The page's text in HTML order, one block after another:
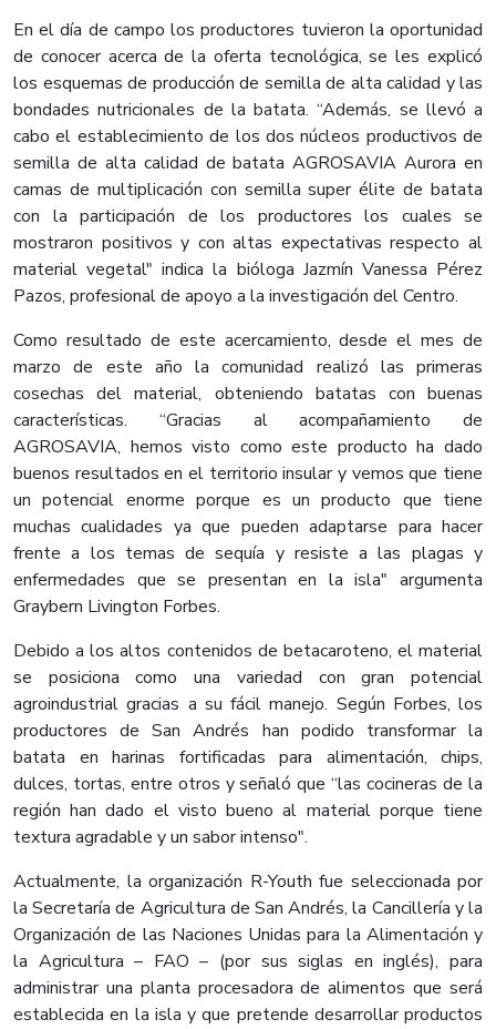
En el día de campo los productores tuvieron la oportunidad
de conocer acerca de la oferta tecnológica, se les explicó
los esquemas de producción de semilla de alta calidad y las
bondades nutricionales de la batata. “Además, se llevó a
cabo el establecimiento de los dos núcleos productivos de
semilla de alta calidad de batata AGROSAVIA Aurora en
camas de multiplicación con semilla super élite de batata
con la participación de los productores los cuales se
mostraron positivos y con altas expectativas respecto al
material vegetal" indica la bióloga Jazmín Vanessa Pérez
Pazos, profesional de apoyo a la investigación del Centro.
Como resultado de este acercamiento, desde el mes de
marzo de este año la comunidad realizó las primeras
cosechas del material, obteniendo batatas con buenas
características. “Gracias al acompañamiento de
AGROSAVIA, hemos visto como este producto ha dado
buenos resultados en el territorio insular y vemos que tiene
un potencial enorme porque es un producto que tiene
muchas cualidades ya que pueden adaptarse para hacer
frente a los temas de sequía y resiste a las plagas y
enfermedades que se presentan en la isla" argumenta
Graybern Livington Forbes.
Debido a los altos contenidos de betacaroteno, el material
se posiciona como una variedad con gran potencial
agroindustrial gracias a su fácil manejo. Según Forbes, los
productores de San Andrés han podido transformar la
batata en harinas fortificadas para alimentación, chips,
dulces, tortas, entre otros y señaló que “las cocineras de la
región han dado el visto bueno al material porque tiene
textura agradable y un sabor intenso".
Actualmente, la organización R-Youth fue seleccionada por
la Secretaría de Agricultura de San Andrés, la Cancillería y la
Organización de las Naciones Unidas para la Alimentación y
la Agricultura – FAO – (por sus siglas en inglés), para
administrar una planta procesadora de alimentos que será
establecida en la isla y que pretende desarrollar productos